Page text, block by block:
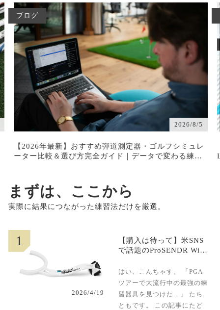
【2026年最新】おすすめ弾道測定器・ゴルフシミュレ
ーター比較＆選び方完全ガイド｜データで変わる練習
効率
【購入は待って】デザインチューニングの新作BURST
LDXの試打評価は？爆発的初速と安定を生むトルクコ
ントロール｜評判・口コミ・スペック・最安値を徹底
解説
ブログ 2026/8/2
【購入は待って】デザインチューニングの新作BURST
LDXの試打評価は？爆発的初速と安定を生むトルクコ
ブログ
2026/8/2
まずは、ここから
実際に結果につながった練習法だけを厳選。
1
2026/4/19
【購入は待って】米SNS
で話題のProSENDR Wide
ナー)の効果は本当？口コ
ミ・評判・中古＆偽物・
損しない使い方まで徹底
レビュー
はい、こんちゃす。 「PGA
ツアーで大流行中の最強の練
習器具を見つけた…」 たち
ともです。 この記事にたど